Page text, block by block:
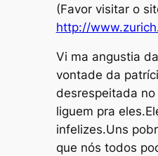
(Favor visitar o
http://
Vi ma angustia
vontade da
desrespeitada
liguem pra
infelizes.Uns
que nós todos